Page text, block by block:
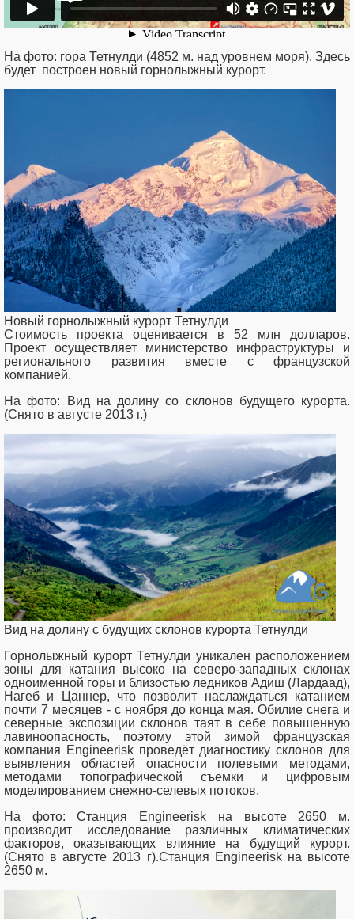
На фото: гора Тетнулди (4852 м. над уровнем моря). Здесь
будет построен новый горнолыжный курорт.
Новый горнолыжный курорт Тетнулди
Стоимость проекта оценивается в 52 млн долларов.
Проект осуществляет министерство инфраструктуры и
регионального развития вместе с французской
компанией.
На фото: Вид на долину со склонов будущего курорта.
(Снято в августе 2013 г.)
Вид на долину с будущих склонов курорта Тетнулди
Горнолыжный курорт Тетнулди уникален расположением
зоны для катания высоко на северо-западных склонах
одноименной горы и близостью ледников Адиш (Лардаад),
Нагеб и Цаннер, что позволит наслаждаться катанием
почти 7 месяцев - с ноября до конца мая. Обилие снега и
северные экспозиции склонов таят в себе повышенную
лавиноопасность, поэтому этой зимой французская
компания Engineerisk проведёт диагностику склонов для
выявления областей опасности полевыми методами,
методами топографической съемки и цифровым
моделированием снежно-селевых потоков.
На фото: Станция Engineerisk на высоте 2650 м.
производит исследование различных климатических
факторов, оказывающих влияние на будущий курорт.
(Снято в августе 2013 г).Станция Engineerisk на высоте
2650 м.